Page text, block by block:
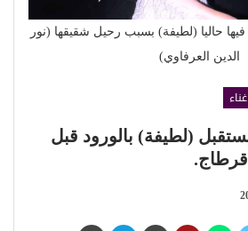
حاليا (لطيفة) بسبب رحيل شقيقها (نور
الدين العرفاوي)
غناء
(لطيفة) بالورود قبل
قرطاج.